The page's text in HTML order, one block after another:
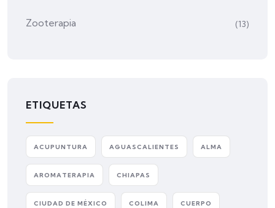
Zooterapia (13)
ETIQUETAS
ACUPUNTURA AGUASCALIENTES ALMA
AROMATERAPIA CHIAPAS
CIUDAD DE MÉXICO COLIMA CUERPO